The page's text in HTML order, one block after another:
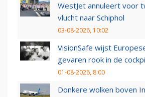
WestJet annuleert voor
vlucht naar Schiphol
03-08-2026, 10:02
VisionSafe wijst
gevaren rook in de
01-08-2026, 8:00
Donkere wolken boven